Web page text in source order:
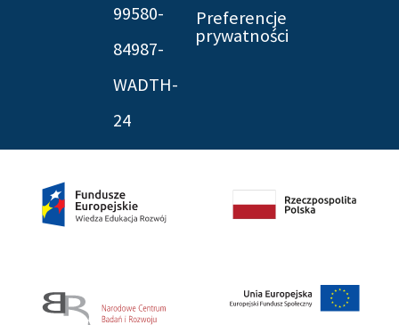
99580-
84987-
WADTH-
24
Preferencje
prywatności